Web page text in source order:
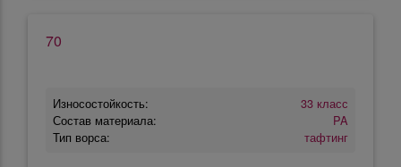
70
Износостойкость:
33 класс
Состав материала:
PA
Тип ворса:
тафтинг